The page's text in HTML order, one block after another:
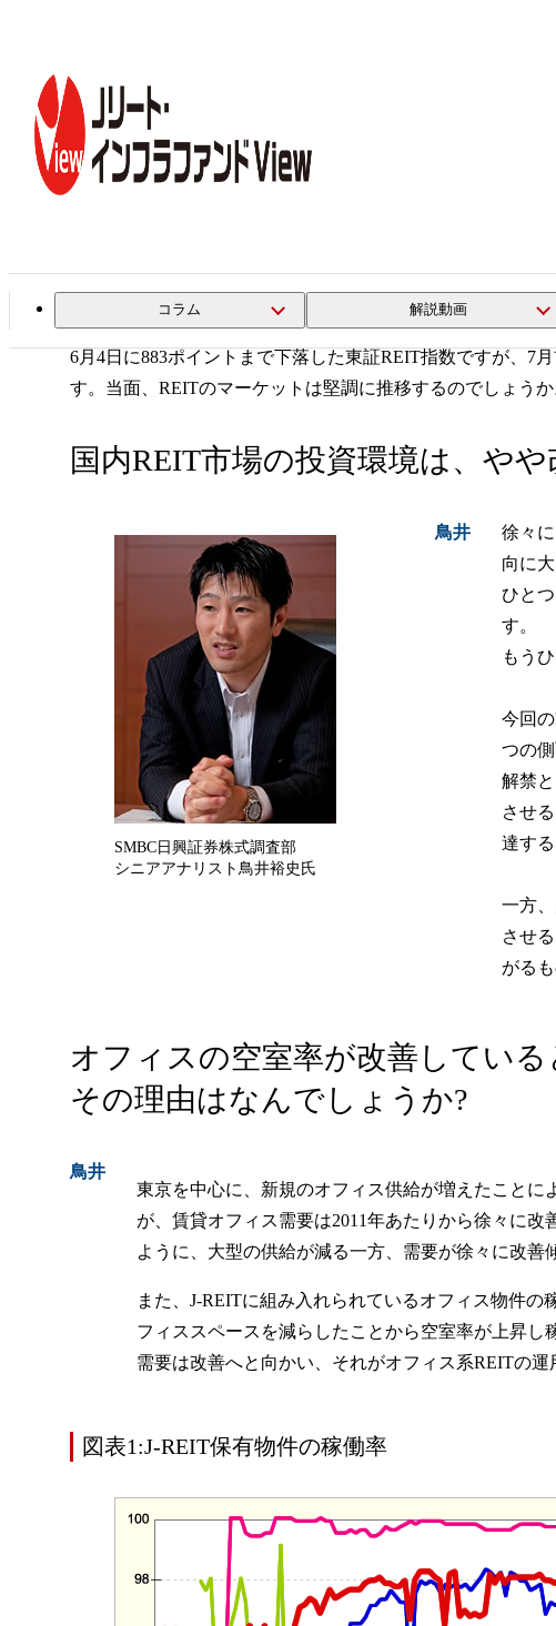
コラム 解説動画
専門家インタビュー
第11回
6月4日に883ポイントまで下落した東証REIT指数ですが、7
す。当面、REITのマーケットは堅調に推移するのでしょう
国内REIT市場の投資環境は、や
SMBC日興証券株式調査部
シニアアナリスト鳥井裕史氏
鳥井
徐々
向に
ひと
す。
もう
今回
つの
解禁
させ
達す
一方
させ
がる
オフィスの空室率が改善している
その理由はなんでしょうか?
鳥井
東京を中心に、新規のオフィス供給が増えたこと
が、賃貸オフィス需要は2011年あたりから徐々に
ように、大型の供給が減る一方、需要が徐々に改善
また、J-REITに組み入れられているオフィス物件
フィススペースを減らしたことから空室率が上昇
需要は改善へと向かい、それがオフィス系REITの運
図表1:J-REIT保有物件の稼働率